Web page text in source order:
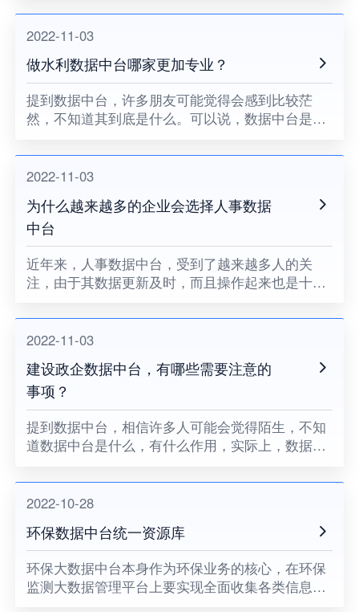
的，一些细节问题也逐渐的暴露了出来。比如说数
据无法互通等。而这样一来
2022-11-03
做水利数据中台哪家更加专业？
提到数据中台，许多朋友可能觉得会感到比较茫
然，不知道其到底是什么。可以说，数据中台是实
企业全面数据化的架构，其也是可以实现企业全面
数据化的基础。许多企业也都
2022-11-03
为什么越来越多的企业会选择人事数据
中台
近年来，人事数据中台，受到了越来越多人的关
注，由于其数据更新及时，而且操作起来也是十分
人事数据中台，到底还具有哪些特点，为什么越来
越多的企业会选择人事数据中
2022-11-03
建设政企数据中台，有哪些需要注意的
事项？
提到数据中台，相信许多人可能会觉得陌生，不知
道数据中台是什么，有什么作用，实际上，数据中
中，也是有着许多需要特注意的事项的。下面小编
就来给大家简单的介绍一下
2022-10-28
环保数据中台统一资源库
环保大数据中台本身作为环保业务的核心，在环保
监测大数据管理平台上要实现全面收集各类信息数